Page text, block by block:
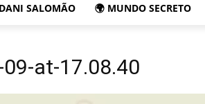
DANI SALOMÃO 🌍 MUNDO SECRETO
at-17.08.40